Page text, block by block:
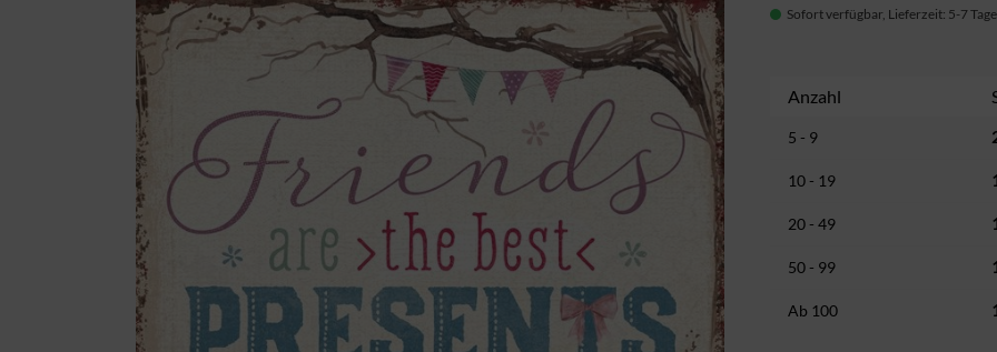
Sofort verfügbar, Lieferzeit: 5-7 Tage
Anzahl
5 - 9
10 - 19
20 - 49
50 - 99
Ab 100